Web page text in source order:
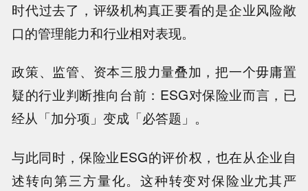
时代过去了，评级机构真正要看的是企业风险敞
口的管理能力和行业相对表现。
政策、监管、资本三股力量叠加，把一个毋庸置
疑的行业判断推向台前：ESG对保险业而言，已
经从「加分项」变成「必答题」。
与此同时，保险业ESG的评价权，也在从企业自
述转向第三方量化。这种转变对保险业尤其严